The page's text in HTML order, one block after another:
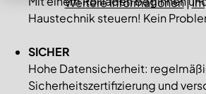
Haustechnik steuern! Kein
SICHER
Hohe Datensicherheit:
Sicherheitszertifizierung und